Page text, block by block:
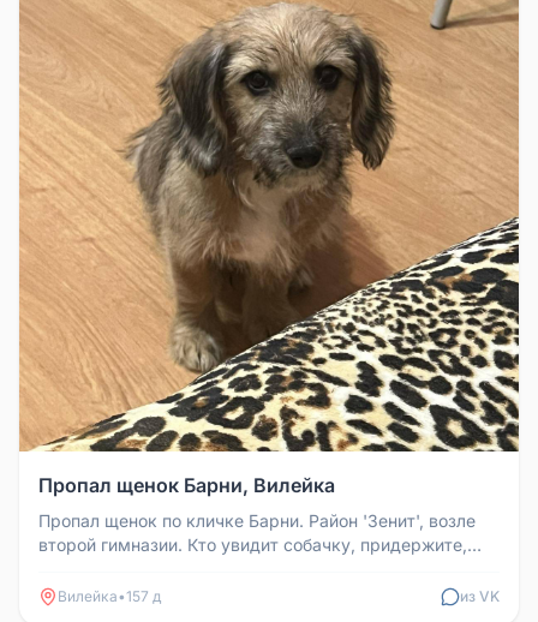
Пропал щенок Барни, Вилейка
Пропал щенок по кличке Барни. Район 'Зенит', возле
второй гимназии. Кто увидит собачку, придержите,
Вилейка•157 д из VK